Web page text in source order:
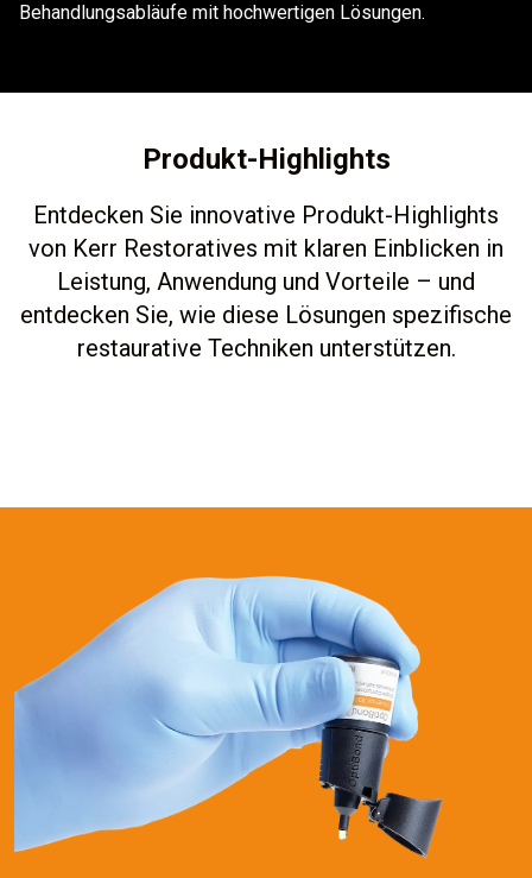
Behandlungsabläufe mit hochwertigen Lösungen.
Produkt-Highlights
Entdecken Sie innovative Produkt-Highlights
von Kerr Restoratives mit klaren Einblicken in
Leistung, Anwendung und Vorteile – und
entdecken Sie, wie diese Lösungen spezifische
restaurative Techniken unterstützen.